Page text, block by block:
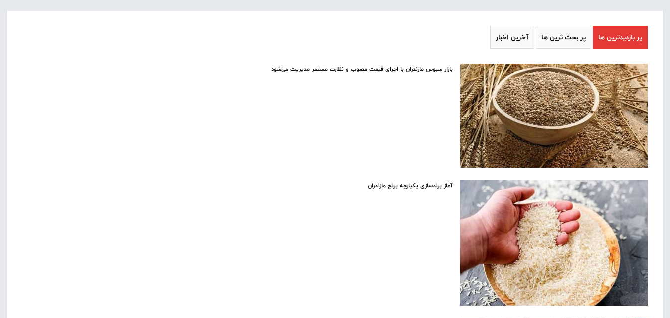
پر بازدیدترین ها پر بحث ترین ها آخرین اخبار
بازار سبوس مازندران با اجرای قیمت مصوب و نظارت مستمر مدیریت می‌شود
آغاز برندسازی یکپارچه برنج مازندران